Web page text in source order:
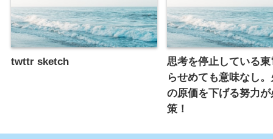
twttr sketch
思考を停止している
らせめても意味なし
の原価を下げる努力
策！